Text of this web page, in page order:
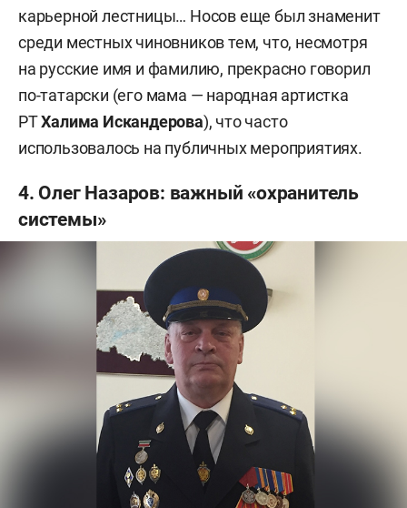
карьерной лестницы… Носов еще был знаменит
среди местных чиновников тем, что, несмотря
на русские имя и фамилию, прекрасно говорил
по-татарски (его мама — народная артистка
РТХалима Искандерова), что часто
использовалось на публичных мероприятиях.
4. Олег Назаров: важный «охранитель
системы»